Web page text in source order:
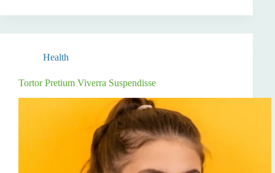
Health
Tortor Pretium Viverra Suspendisse